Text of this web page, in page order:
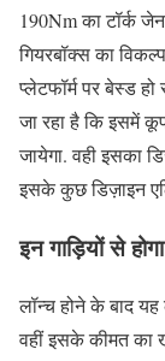
190Nm का टॉर्क
गियरबॉक्स का
प्लेटफॉर्म पर बेस्ड
जा रहा है कि इसमें
जायेगा. वही इसका
इसके कुछ डिज़ाइन
इन गाड़ियों से
लॉन्च होने के बाद
वहीं इसके कीमत का